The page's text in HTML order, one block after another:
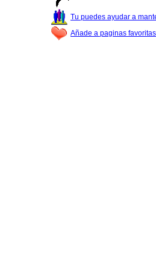
Tu puedes ayudar a
Añade a paginas favoritas